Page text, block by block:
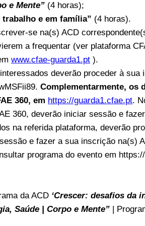
e Mente” (4 horas);
e em família” (4 horas).
se na(s) ACD
a frequentar (ver plataforma
www.cfae-guarda1.pt ).
deverão proceder à sua
Complementarmente, os
360, em https://guarda1.cfae.pt.
360, deverão iniciar sessão e
na referida plataforma, deverão
e fazer a sua inscrição na(s)
programa do evento em
da ACD ‘Crescer: desafios da
Saúde | Corpo e Mente” |